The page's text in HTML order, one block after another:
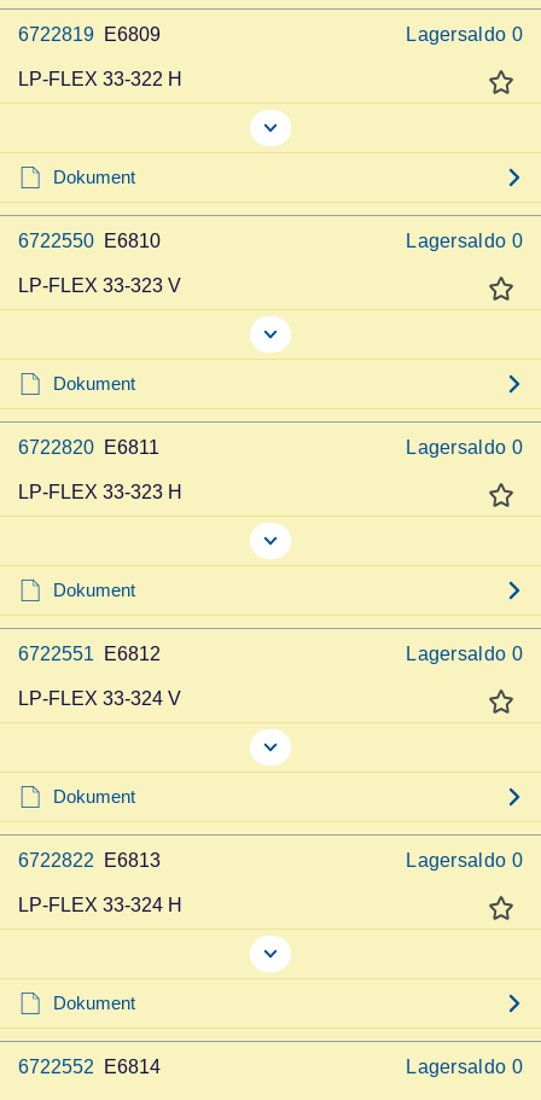
6722819 E6809 Lagersaldo 0
LP-FLEX 33-322 H
Dokument
6722550 E6810 Lagersaldo 0
LP-FLEX 33-323 V
Dokument
6722820 E6811 Lagersaldo 0
LP-FLEX 33-323 H
Dokument
6722551 E6812 Lagersaldo 0
LP-FLEX 33-324 V
Dokument
6722822 E6813 Lagersaldo 0
LP-FLEX 33-324 H
Dokument
6722552 E6814 Lagersaldo 0